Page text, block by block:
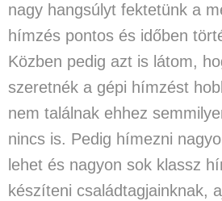
nagy hangsúlyt fektetünk a
hímzés pontos és időben
Közben pedig azt is látom,
szeretnék a gépi hímzést
nem találnak ehhez
nincs is. Pedig hímezni
lehet és nagyon sok klassz
készíteni családtagjainknak,